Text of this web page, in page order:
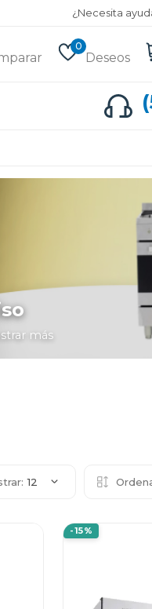
¿Necesita
0
Deseos
más
12
-15%